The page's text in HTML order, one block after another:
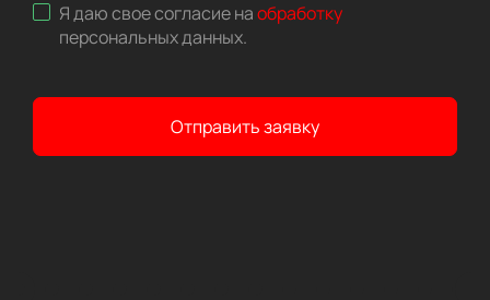
Я даю свое согласие наобработку
персональных данных.
Отправить заявку